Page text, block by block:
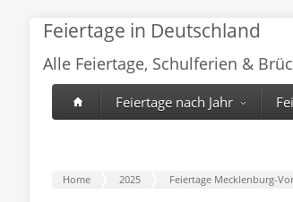
Feiertage in Deutschland
Alle Feiertage, Schulferien &
Feiertage nach Jahr
Home 2025 Feiertage Mecklenburg-